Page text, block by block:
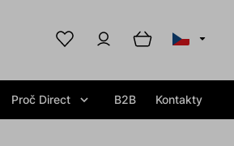
Proč Direct B2B Kontakty